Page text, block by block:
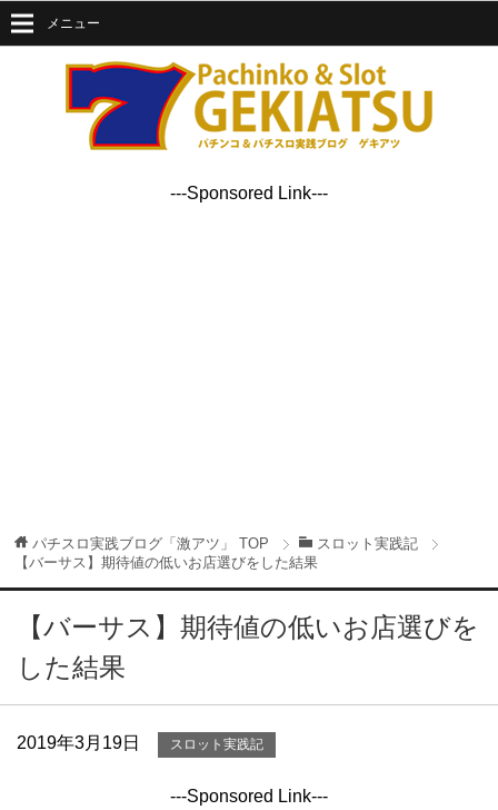
---Sponsored Link---
メニュー
パチスロ実践ブログ「激アツ」 TOP
スロット実践記
【バーサス】期待値の低いお店選びをした結果
【バーサス】期待値の低いお店選びを
した結果
2019年3月19日 スロット実践記
---Sponsored Link---